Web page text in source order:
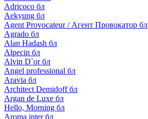
Adricoco бл
Aekyung бл
Agent Provocateur / Агент Провокатор бл
Agrado бл
Alan Hadash бл
Alpecin бл
Alvin D`or бл
Angel professional бл
Aravia бл
Architect Demidoff бл
Argan de Luxe бл
Hello, Morning бл
Aroma inter бл